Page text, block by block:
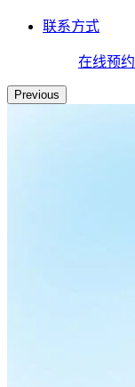
联系方式
在线预约
Previous